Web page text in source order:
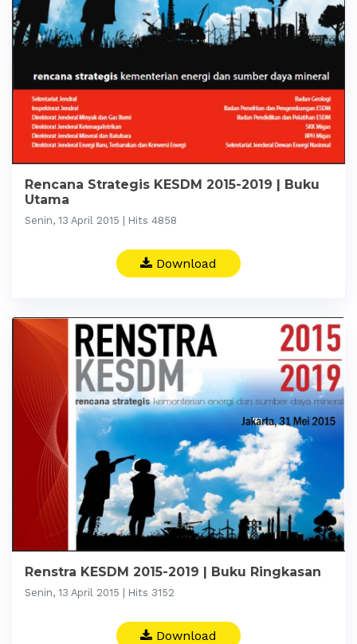
Rencana Strategis KESDM 2015-2019 | Buku
Utama
Senin, 13 April 2015 | Hits 4858
Download
Renstra KESDM 2015-2019 | Buku Ringkasan
Senin, 13 April 2015 | Hits 3152
Download